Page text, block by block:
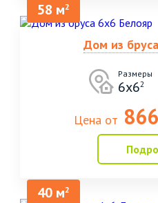
58 м2
Дом из
Размеры
6х62
Цена от
40 м2